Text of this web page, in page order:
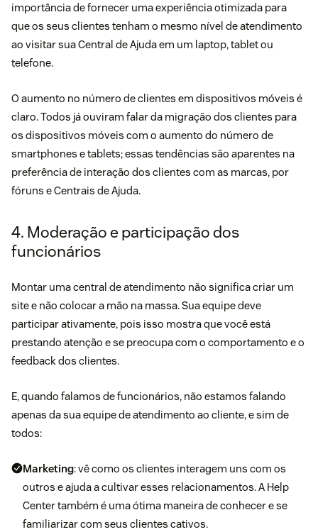
importância de fornecer uma experiência otimizada para
que os seus clientes tenham o mesmo nível deatendimento
ao visitar sua Central de Ajuda em um laptop, tablet ou
telefone.
O aumento no número de clientes em dispositivos móveis é
claro. Todos já ouviram falar da migração dos clientes para
os dispositivos móveis com o aumento do número de
smartphones e tablets; essas tendências são aparentes na
preferência de interação dos clientes com as marcas, por
fóruns e Centrais de Ajuda.
4. Moderação e participação dos
funcionários
Montar uma central de atendimento não significa criar um
site e não colocar a mão na massa. Sua equipe deve
participar ativamente, pois isso mostra que você está
prestando atenção e se preocupacom o comportamento e o
feedback dos clientes.
E, quando falamos de funcionários, não estamos falando
apenas da sua equipe deatendimento ao cliente, e sim de
todos:
Marketing: vê como os clientes interagem uns com os
outros e ajuda a cultivar esses relacionamentos. A Help
Centertambém é uma ótima maneira de conhecer e se
familiarizar com seus clientes cativos.